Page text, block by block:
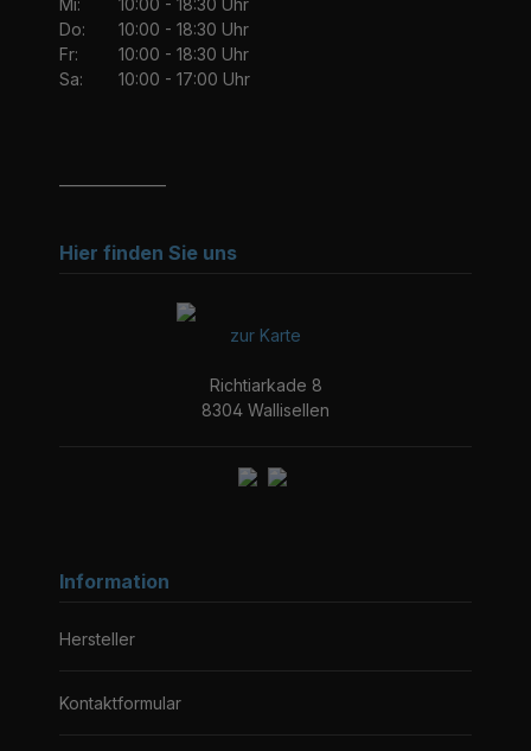
Mi:
10:00 - 18:30 Uhr
Do:
10:00 - 18:30 Uhr
Fr:
10:00 - 18:30 Uhr
Sa:
10:00 - 17:00 Uhr
Hier finden Sie uns
zur Karte
Richtiarkade 8
8304 Wallisellen
Information
Hersteller
Kontaktformular